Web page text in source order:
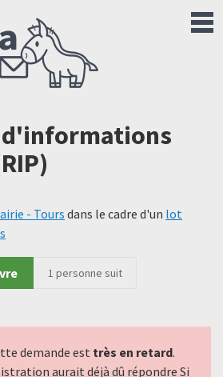
- Toursdans le cadre d'un lot
1 personne suit
demande est très en retard.
aurait déjà dû répondre Si